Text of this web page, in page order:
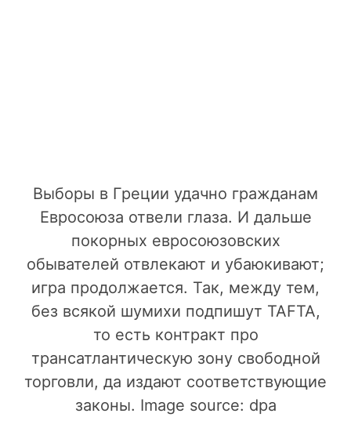
Выборы в Греции удачно гражданам
Евросоюза отвели глаза. И дальше
покорных евросоюзовских
обывателей отвлекают и убаюкивают;
игра продолжается. Так, между тем,
без всякой шумихи подпишут TAFTA,
то есть контракт про
трансатлантическую зону свободной
торговли, да издают соответствующие
законы. Image source: dpa